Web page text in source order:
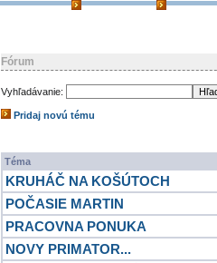
Fórum
Vyhľadávanie:
Pridaj novú tému
Téma
KRUHÁČ NA KOŠÚTOCH
POČASIE MARTIN
PRACOVNA PONUKA
NOVY PRIMATOR...